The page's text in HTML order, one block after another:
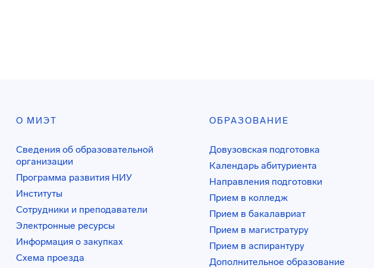
О МИЭТ
Сведения об образовательной
организации
Программа развития НИУ
Институты
Сотрудники и преподаватели
Электронные ресурсы
Информация о закупках
Схема проезда
ОБРАЗОВАНИЕ
Довузовская подготовка
Календарь абитуриента
Направления подготовки
Прием в колледж
Прием в бакалавриат
Прием в магистратуру
Прием в аспирантуру
Дополнительное образование